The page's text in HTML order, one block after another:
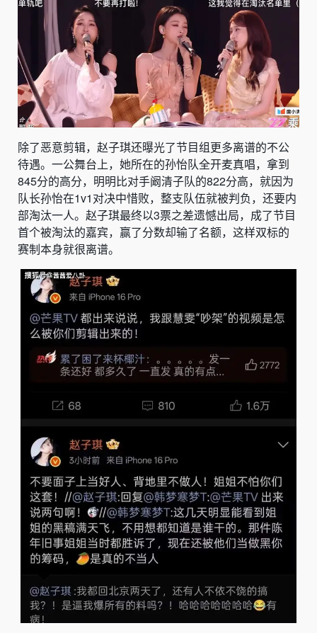
除了恶意剪辑，赵子琪还曝光了节目组更多离谱的不公
待遇。一公舞台上，她所在的孙怡队全开麦真唱，拿到
845分的高分，明明比对手阚清子队的822分高，就因为
队长孙怡在1v1对决中惜败，整支队伍就被判负，还要内
部淘汰一人。赵子琪最终以3票之差遗憾出局，成了节目
首个被淘汰的嘉宾，赢了分数却输了名额，这样双标的
赛制本身就很离谱。